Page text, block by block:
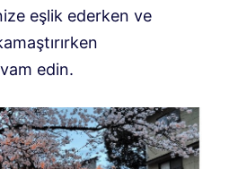
eşlik ederken ve
edin.